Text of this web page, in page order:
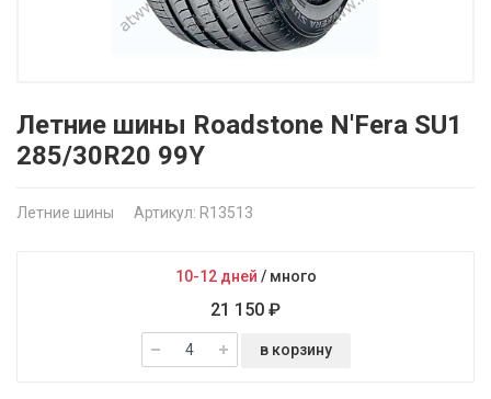
Летние шины Roadstone N'Fera SU1
285/30R20 99Y
Летние шины Артикул: R13513
10-12 дней / много
21 150 ₽
в корзину